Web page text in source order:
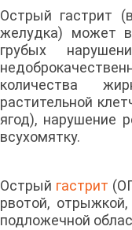
Острый гастрит
желудка) может
грубых
количества
растительной
ягод), нарушение
всухомятку.
Острый гастрит
рвотой,
подложечной